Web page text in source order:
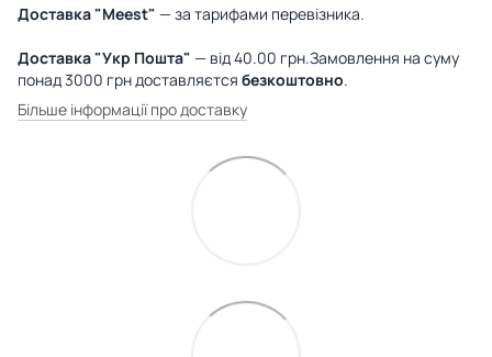
Доставка "Meest" — за тарифами перевізника.
Доставка "Укр Пошта" — від 40.00 грн.Замовлення на суму
понад 3000 грн доставляєтся безкоштовно.
Більше інформації про доставку